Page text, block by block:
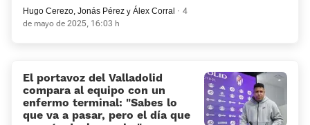
Hugo Cerezo, Jonás Pérez y Álex Corral
4
de mayo de 2025, 16:03 h
El portavoz del Valladolid
compara al equipo con un
enfermo terminal: «Sabes lo
que va a pasar, pero el día que